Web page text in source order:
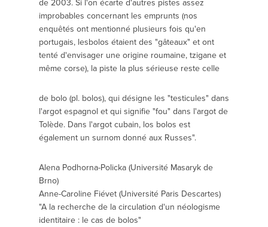
de 2003. Si l'on écarte d'autres pistes assez
improbables concernant les emprunts (nos
enquêtés ont mentionné plusieurs fois qu'en
portugais, lesbolos étaient des "gâteaux" et ont
tenté d'envisager une origine roumaine, tzigane et
même corse), la piste la plus sérieuse reste celle
de bolo (pl. bolos), qui désigne les "testicules" dans
l'argot espagnol et qui signifie "fou" dans l'argot de
Tolède. Dans l'argot cubain, los bolos est
également un surnom donné aux Russes".
Alena Podhorna-Policka (Université Masaryk de
Brno)
Anne-Caroline Fiévet (Université Paris Descartes)
"A la recherche de la circulation d'un néologisme
identitaire : le cas de bolos"